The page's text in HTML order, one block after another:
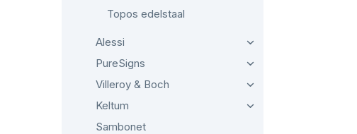
Topos edelstaal
Alessi
PureSigns
Villeroy & Boch
Keltum
Sambonet